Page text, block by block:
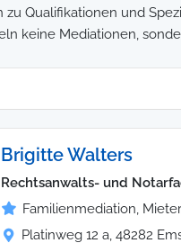
Qualifikationen und
keine Mediationen,
Brigitte Walters
Rechtsanwalts- und
Familienmediation,
Platinweg 12 a, 48282